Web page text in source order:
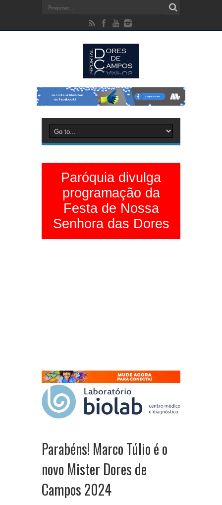
Paróquia divulga
programação da
Festa de Nossa
Senhora das Dores
Parabéns! Marco Túlio é o
novo Mister Dores de
Campos 2024